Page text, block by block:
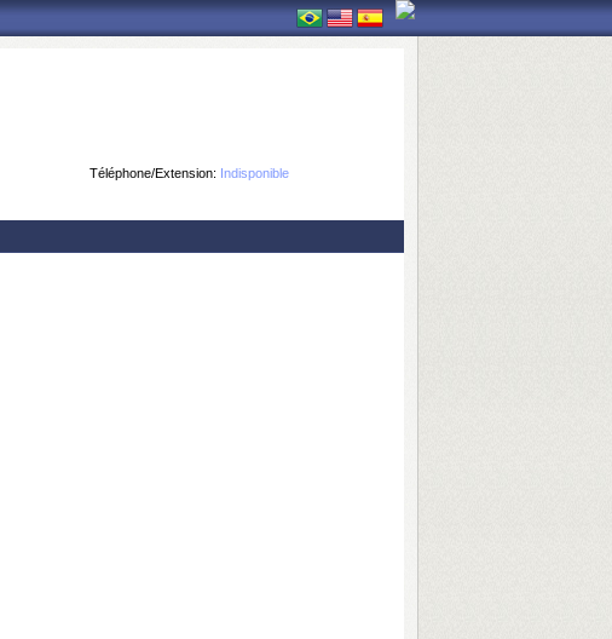
Téléphone/Extension: Indisponible